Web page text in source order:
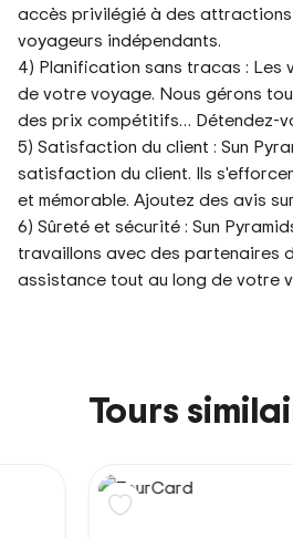
accès privilégié à des
voyageurs indépendants.
4) Planification sans tracas : Les
de votre voyage. Nous gérons
des prix compétitifs… Détendez-
5) Satisfaction du client : Sun
satisfaction du client. Ils
et mémorable. Ajoutez des avis
6) Sûreté et sécurité : Sun
travaillons avec des partenaires
assistance tout au long de votre
Tours